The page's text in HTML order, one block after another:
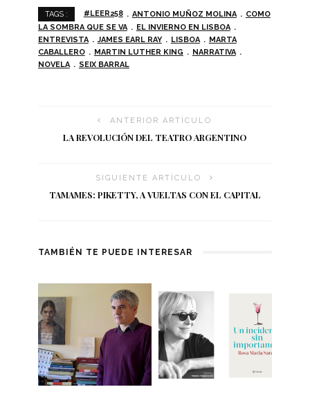
TAGS : #LEER258 ANTONIO MUÑOZ MOLINA
COMO
LA SOMBRA QUE SE VA
EL INVIERNO EN LISBOA
ENTREVISTA
JAMES EARL RAY LISBOA
MARTA
CABALLERO
MARTIN LUTHER KING
NARRATIVA
NOVELA
SEIX BARRAL
ANTERIOR ARTÍCULO
LA REVOLUCIÓN DEL TEATRO ARGENTINO
SIGUIENTE ARTÍCULO
TAMAMES: PIKETTY, A VUELTAS CON EL CAPITAL
TAMBIÉN TE PUEDE INTERESAR